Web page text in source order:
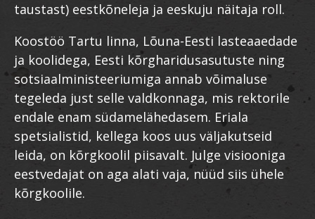
taustast) eestkõneleja ja eeskuju näitaja roll.
Koostöö Tartu linna, Lõuna-Eesti lasteaaedade
ja koolidega, Eesti kõrgharidusasutuste ning
sotsiaalministeeriumiga annab võimaluse
tegeleda just selle valdkonnaga, mis rektorile
endale enam südamelähedasem. Eriala
spetsialistid, kellega koos uus väljakutseid
leida, on kõrgkoolil piisavalt. Julge visiooniga
eestvedajat on aga alati vaja, nüüd siis ühele
kõrgkoolile.